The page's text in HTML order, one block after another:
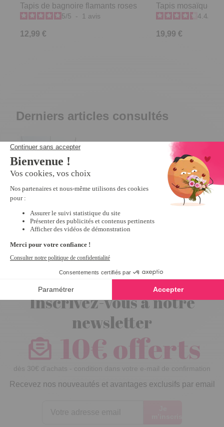
Tapis de bagnoire flamants roses
5/5 - 1 avis
12,99 €
Tapis mosaïque
4.4/
19,99 €
Derniers articles consultés
papillons/oiseaux
45 x 120 cm
Inscrivez-vous à notre
newsletter
10€ offerts
dès 30€ d’achats - condition dans votre e-mail de confirmation
Recevez nos nouveautés et avantages exclusifs par email